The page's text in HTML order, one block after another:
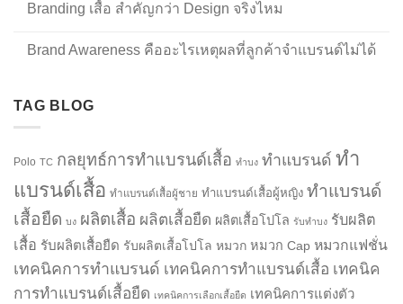
Branding เสื้อ สำคัญกว่า Design จริงไหม
Brand Awareness คืออะไรเหตุผลที่ลูกค้าจำแบรนด์ไม่ได้
TAG BLOG
Polo TC กลยุทธ์การทำแบรนด์เสื้อ ทำบง ทำแบรนด์ ทำ
แบรนด์เสื้อ ทำแบรนด์เสื้อผู้ชาย ทำแบรนด์เสื้อผู้หญิง ทำแบรนด์
เสื้อยืด บง ผลิตเสื้อ ผลิตเสื้อยืด ผลิตเสื้อโปโล รับทำบง รับผลิต
เสื้อ รับผลิตเสื้อยืด รับผลิตเสื้อโปโล หมวก หมวก Cap หมวกแฟชั่น
เทคนิคการทำแบรนด์ เทคนิคการทำแบรนด์เสื้อ เทคนิค
การทำแบรนด์เสื้อยืด เทคนิคการเลือกเสื้อยืด เทคนิคการแต่งตัว